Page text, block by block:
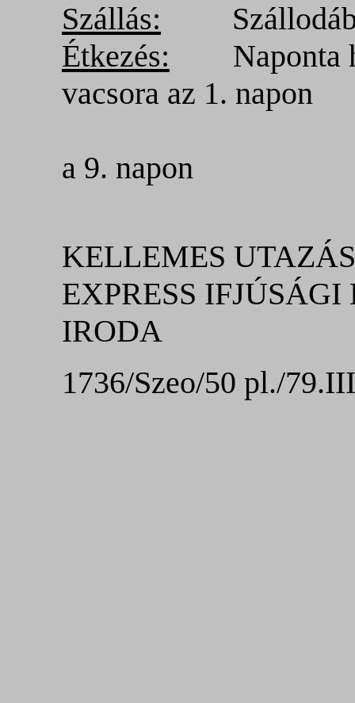
Szállás:
Étkezés: Naponta
vacsora az 1. napon
a 9. napon
KELLEMES
EXPRESS
IRODA
1736/Szeo/50 pl./